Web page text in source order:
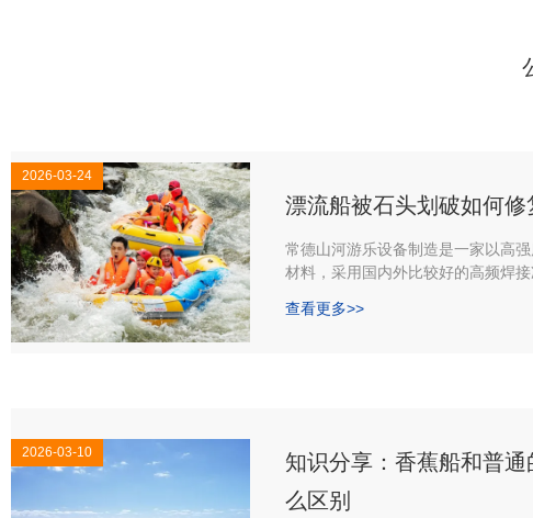
2026-03-24
漂流船被石头划破如何修
常德山河游乐设备制造是一家以高
材料，采用国内外比较好的高频焊接
验的技术力量，具有较强的新产品开
查看更多>>
2026-03-10
知识分享：香蕉船和普
么区别